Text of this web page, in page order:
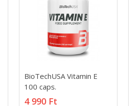
BioTechUSA Vitamin E
100 caps.
4 990 Ft
BioTechUSA Vitamin E
100 caps.
4 990 Ft